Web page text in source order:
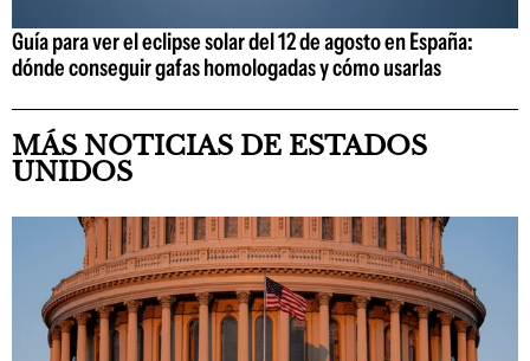
Guía para ver el eclipse solar del 12 de agosto en España:
dónde conseguir gafas homologadas y cómo usarlas
MÁS NOTICIAS DE ESTADOS
UNIDOS